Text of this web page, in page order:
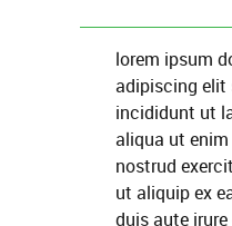
lorem ipsum
adipiscing elit
incididunt ut
aliqua ut
nostrud
ut aliquip ex
duis aute